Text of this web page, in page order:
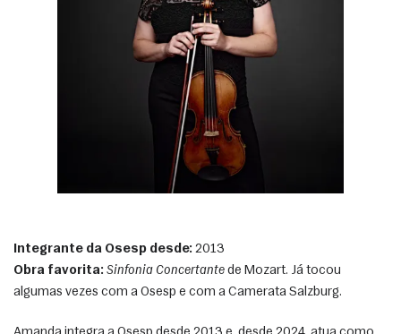
Integrante da Osesp desde: 2013
Obra favorita: Sinfonia Concertante de Mozart. Já tocou
algumas vezes com a Osesp e com a Camerata Salzburg.